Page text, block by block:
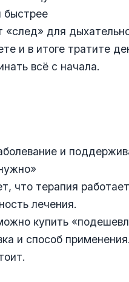
быстрее
«след» для
и в итоге тратите
всё с начала.
и
что терапия
лечения.
купить
и способ